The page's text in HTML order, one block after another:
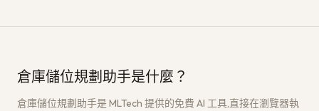
倉庫儲位規劃助手是什麼？
倉庫儲位規劃助手是 MLTech 提供的免費 AI 工具,直接在瀏覽器執